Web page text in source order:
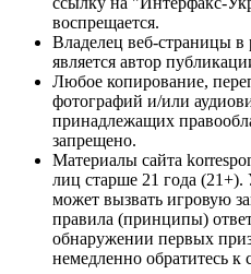
воспрещается.
Владелец веб-страницы в
является автор
Любое копирование,
фотографий и/или
принадлежащих
запрещено.
Материалы сайта
лиц старше 21 года (21+).
может вызвать игровую
правила (принципы)
обнаружении первых
немедленно обратитесь